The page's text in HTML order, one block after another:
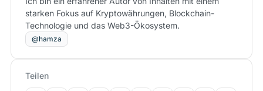
starken Fokus auf Kryptowährungen, Blockchain-
Technologie und das Web3-Ökosystem.
@hamza
Teilen